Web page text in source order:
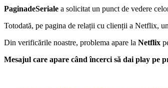
PaginadeSeriale a solicitat un punct de vedere
Totodată, pe pagina de relații cu clienții a Netflix,
Din verificările noastre, problema apare la Netflix
Mesajul care apare când încerci să dai play pe